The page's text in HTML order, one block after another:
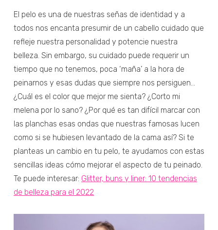
El pelo es una de nuestras señas de identidad y a
todos nos encanta presumir de un cabello cuidado que
refleje nuestra personalidad y potencie nuestra
belleza. Sin embargo, su cuidado puede requerir un
tiempo que no tenemos, poca ‘maña’ a la hora de
peinarnos y esas dudas que siempre nos persiguen...
¿Cuál es el color que mejor me sienta? ¿Corto mi
melena por lo sano? ¿Por qué es tan difícil marcar con
las planchas esas ondas que nuestras famosas lucen
como si se hubiesen levantado de la cama así? Si te
planteas un cambio en tu pelo, te ayudamos con estas
sencillas ideas cómo mejorar el aspecto de tu peinado.
Te puede interesar: Glitter, buns y liner: 10 tendencias
de belleza para el 2022